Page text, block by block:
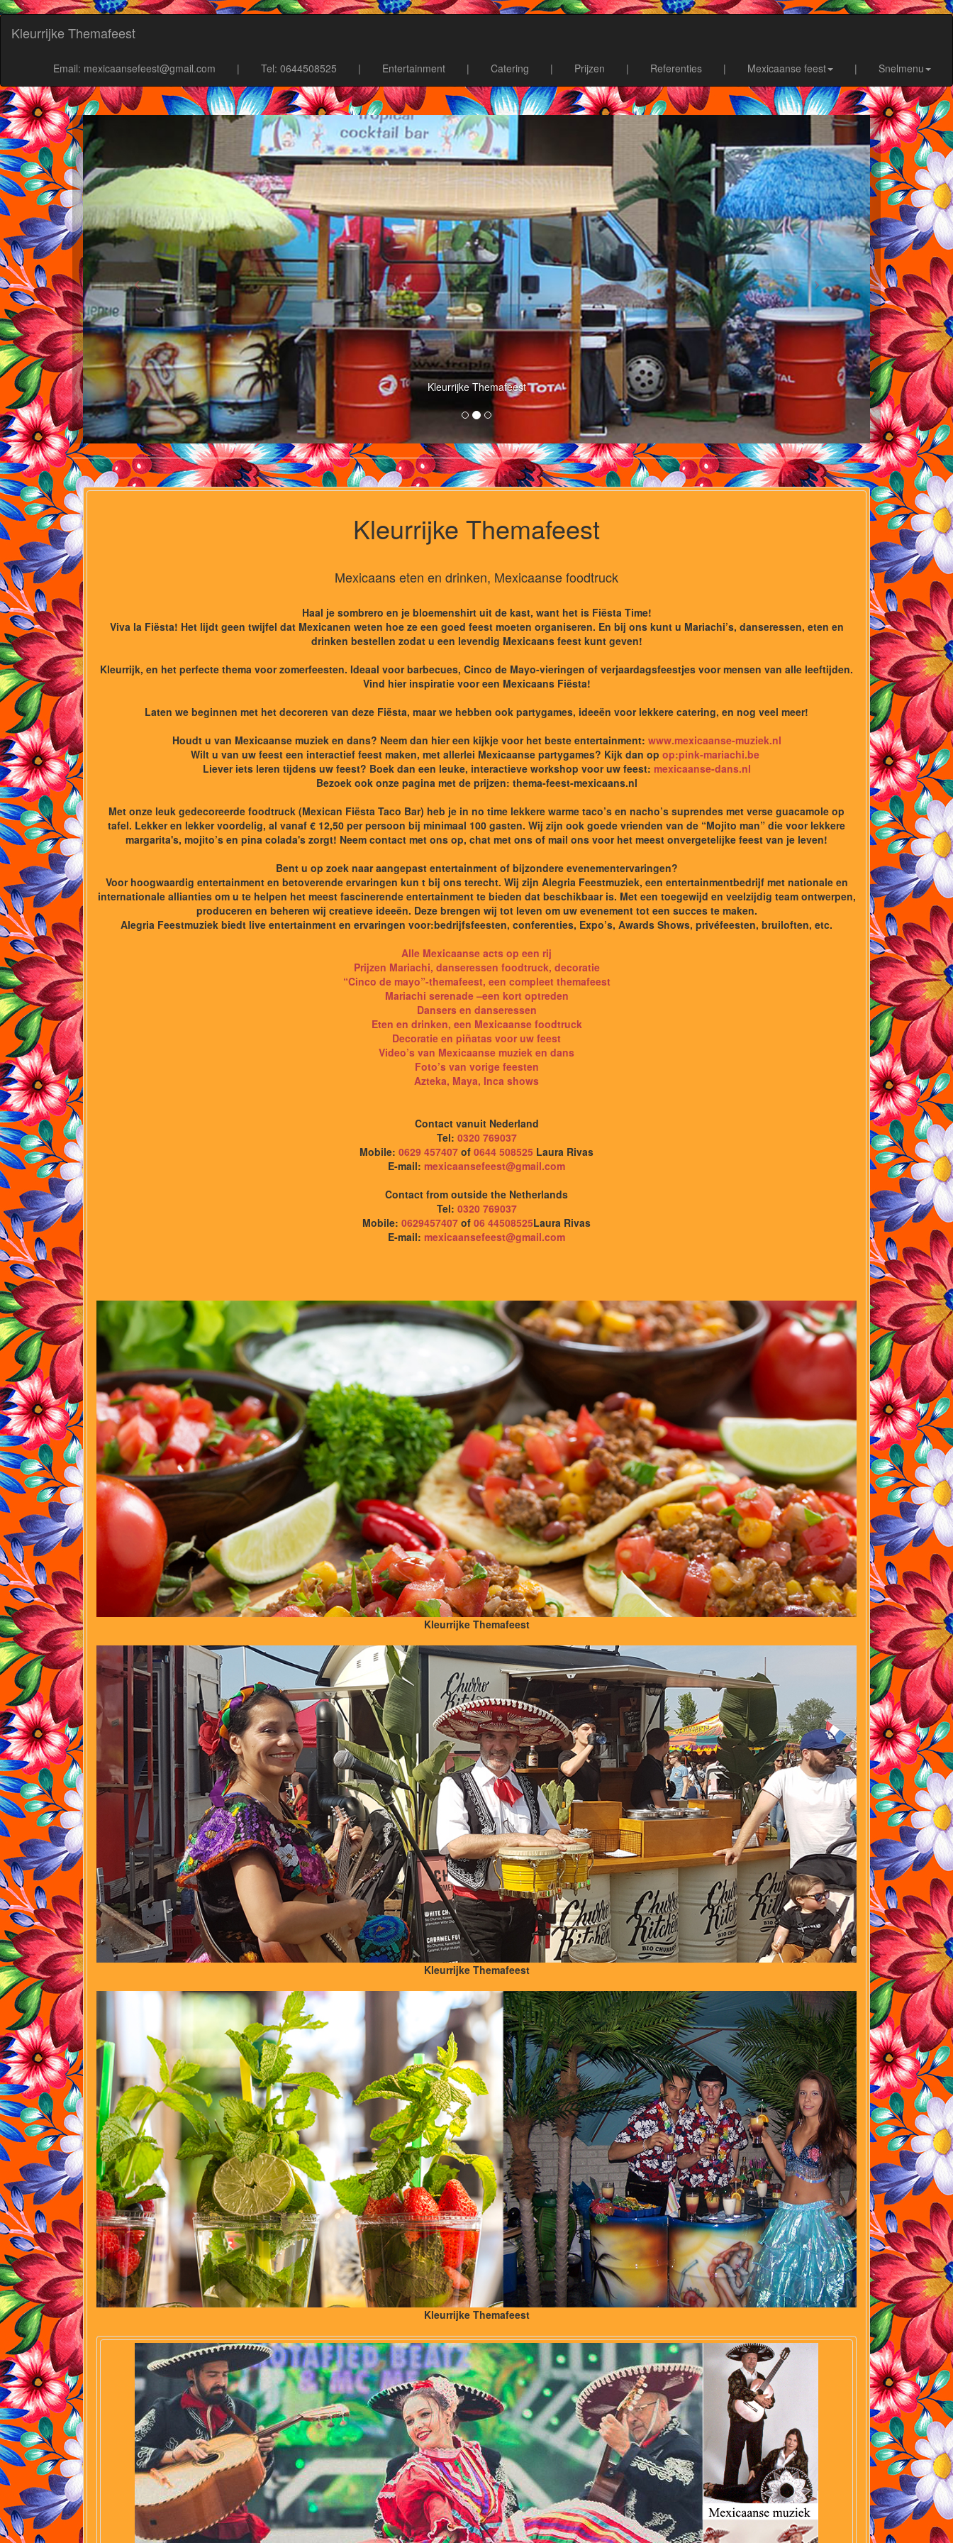
Kleurrijke Themafeest
Email: mexicaansefeest@gmail.com | Tel: 0644508525 | Entertainment | Catering | Prijzen | Referenties | Mexicaanse feest | Snelmenu
Kleurrijke Themafeest
Kleurrijke Themafeest
Mexicaans eten en drinken, Mexicaanse foodtruck
Haal je sombrero en je bloemenshirt uit de kast, want het is Fiësta Time!
Viva la Fiësta! Het lijdt geen twijfel dat Mexicanen weten hoe ze een goed feest moeten organiseren. En bij ons kunt u Mariachi’s, danseressen, eten en
drinken bestellen zodat u een levendig Mexicaans feest kunt geven!
Kleurrijk, en het perfecte thema voor zomerfeesten. Ideaal voor barbecues, Cinco de Mayo-vieringen of verjaardagsfeestjes voor mensen van alle leeftijden.
Vind hier inspiratie voor een Mexicaans Fiësta!
Laten we beginnen met het decoreren van deze Fiësta, maar we hebben ook partygames, ideeën voor lekkere catering, en nog veel meer!
Houdt u van Mexicaanse muziek en dans? Neem dan hier een kijkje voor het beste entertainment: www.mexicaanse-muziek.nl
Wilt u van uw feest een interactief feest maken, met allerlei Mexicaanse partygames? Kijk dan op op:pink-mariachi.be
Liever iets leren tijdens uw feest? Boek dan een leuke, interactieve workshop voor uw feest: mexicaanse-dans.nl
Bezoek ook onze pagina met de prijzen: thema-feest-mexicaans.nl
Met onze leuk gedecoreerde foodtruck (Mexican Fiësta Taco Bar) heb je in no time lekkere warme taco’s en nacho’s suprendes met verse guacamole op
tafel. Lekker en lekker voordelig, al vanaf € 12,50 per persoon bij minimaal 100 gasten. Wij zijn ook goede vrienden van de “Mojito man” die voor lekkere
margarita's, mojito’s en pina colada's zorgt! Neem contact met ons op, chat met ons of mail ons voor het meest onvergetelijke feest van je leven!
Bent u op zoek naar aangepast entertainment of bijzondere evenementervaringen?
Voor hoogwaardig entertainment en betoverende ervaringen kun t bij ons terecht. Wij zijn Alegria Feestmuziek, een entertainmentbedrijf met nationale en
internationale allianties om u te helpen het meest fascinerende entertainment te bieden dat beschikbaar is. Met een toegewijd en veelzijdig team ontwerpen,
produceren en beheren wij creatieve ideeën. Deze brengen wij tot leven om uw evenement tot een succes te maken.
Alegria Feestmuziek biedt live entertainment en ervaringen voor:bedrijfsfeesten, conferenties, Expo’s, Awards Shows, privéfeesten, bruiloften, etc.
Alle Mexicaanse acts op een rij
Prijzen Mariachi, danseressen foodtruck, decoratie
“Cinco de mayo”-themafeest, een compleet themafeest
Mariachi serenade –een kort optreden
Dansers en danseressen
Eten en drinken, een Mexicaanse foodtruck
Decoratie en piñatas voor uw feest
Video’s van Mexicaanse muziek en dans
Foto’s van vorige feesten
Azteka, Maya, Inca shows
Contact vanuit Nederland
Tel: 0320 769037
Mobile: 0629 457407 of 0644 508525 Laura Rivas
E-mail: mexicaansefeest@gmail.com
Contact from outside the Netherlands
Tel: 0320 769037
Mobile: 0629457407 of 06 44508525Laura Rivas
E-mail: mexicaansefeest@gmail.com
Kleurrijke Themafeest
Kleurrijke Themafeest
Kleurrijke Themafeest